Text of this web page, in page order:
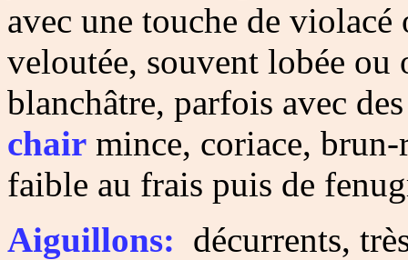
avec une touche de
veloutée, souvent lobée ou
blanchâtre, parfois avec
chair mince, coriace,
faible au frais puis de
Aiguillons: décurrents,